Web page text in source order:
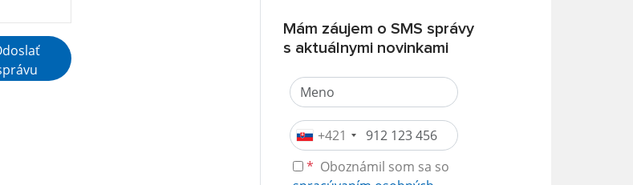
Mám záujem o SMS správy
s aktuálnymi novinkami
+421
* Oboznámil som sa so